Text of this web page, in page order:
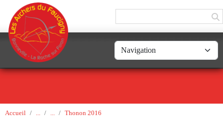
Accueil Thonon 2016
Panneau de gestion des cookies